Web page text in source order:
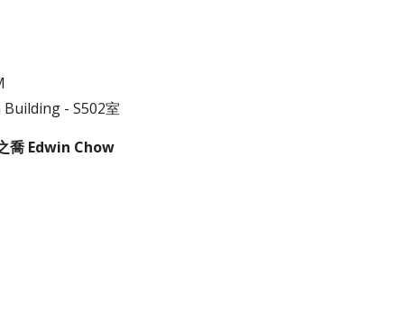
Building - S502室
喬 Edwin Chow